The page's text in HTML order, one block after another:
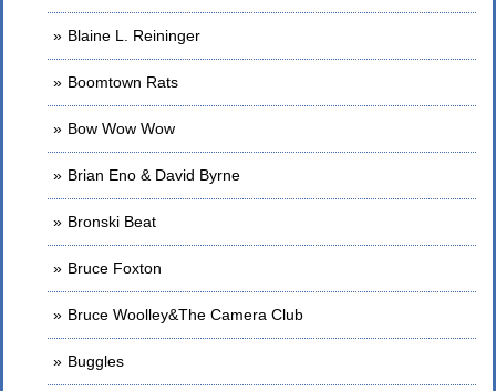
Blaine L. Reininger
Boomtown Rats
Bow Wow Wow
Brian Eno & David Byrne
Bronski Beat
Bruce Foxton
Bruce Woolley&The Camera Club
Buggles